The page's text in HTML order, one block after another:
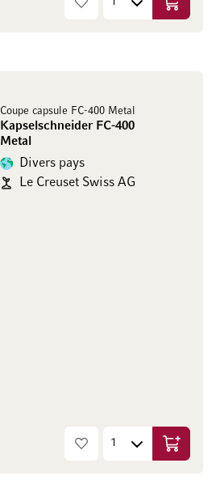
Ajouter
Coupe capsule FC-400 Metal
Kapselschneider FC-400
Metal
Divers pays
Le Creuset Swiss AG
Ajouter